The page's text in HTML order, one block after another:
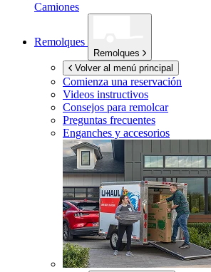
Camiones
Remolques
Remolques
Volver al menú principal
Comienza una reservación
Videos instructivos
Consejos para remolcar
Preguntas frecuentes
Enganches y accesorios